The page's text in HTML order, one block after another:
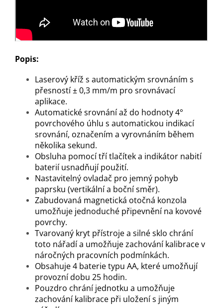
Popis:
Laserový kříž s automatickým srovnáním s
přesností ± 0,3 mm/m pro srovnávací
aplikace.
Automatické srovnání až do hodnoty 4°
povrchového úhlu s automatickou indikací
srovnání, označením a vyrovnáním během
několika sekund.
Obsluha pomocí tří tlačítek a indikátor nabití
baterií usnadňují použití.
Nastavitelný ovladač pro jemný pohyb
paprsku (vertikální a boční směr).
Zabudovaná magnetická otočná konzola
umožňuje jednoduché připevnění na kovové
povrchy.
Tvarovaný kryt přístroje a silné sklo chrání
toto nářadí a umožňuje zachování kalibrace v
náročných pracovních podmínkách.
Obsahuje 4 baterie typu AA, které umožňují
provozní dobu 25 hodin.
Pouzdro chrání jednotku a umožňuje
zachování kalibrace při uložení s jiným